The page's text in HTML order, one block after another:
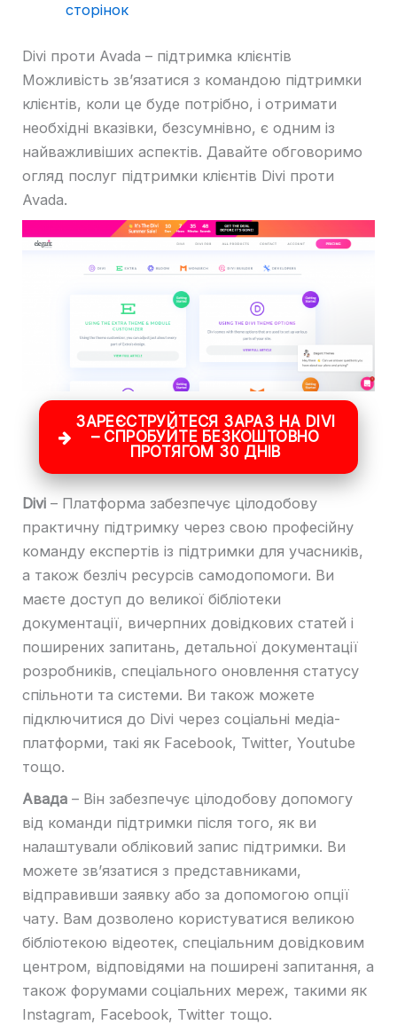
сторінок
Divi проти Avada – підтримка клієнтів
Можливість зв’язатися з командою підтримки
клієнтів, коли це буде потрібно, і отримати
необхідні вказівки, безсумнівно, є одним із
найважливіших аспектів. Давайте обговоримо
огляд послуг підтримки клієнтів Divi проти
Avada.
ЗАРЕЄСТРУЙТЕСЯ ЗАРАЗ НА DIVI
– СПРОБУЙТЕ БЕЗКОШТОВНО
ПРОТЯГОМ 30 ДНІВ
Divi – Платформа забезпечує цілодобову
практичну підтримку через свою професійну
команду експертів із підтримки для учасників,
а також безліч ресурсів самодопомоги. Ви
маєте доступ до великої бібліотеки
документації, вичерпних довідкових статей і
поширених запитань, детальної документації
розробників, спеціального оновлення статусу
спільноти та системи. Ви також можете
підключитися до Divi через соціальні медіа-
платформи, такі як Facebook, Twitter, Youtube
тощо.
Авада – Він забезпечує цілодобову допомогу
від команди підтримки після того, як ви
налаштували обліковий запис підтримки. Ви
можете зв’язатися з представниками,
відправивши заявку або за допомогою опції
чату. Вам дозволено користуватися великою
бібліотекою відеотек, спеціальним довідковим
центром, відповідями на поширені запитання, а
також форумами соціальних мереж, такими як
Instagram, Facebook, Twitter тощо.